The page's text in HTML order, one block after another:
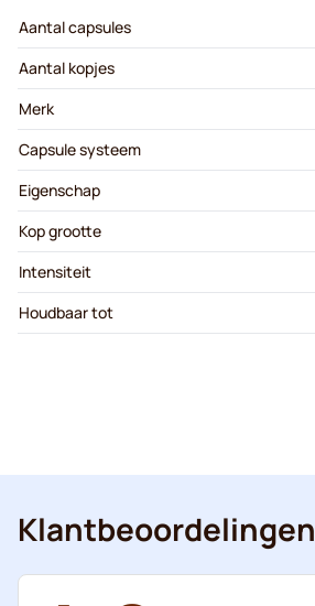
Aantal capsules
Aantal kopjes
Merk
Capsule systeem
Eigenschap
Kop grootte
Intensiteit
Houdbaar tot
Klantbeoordelingen